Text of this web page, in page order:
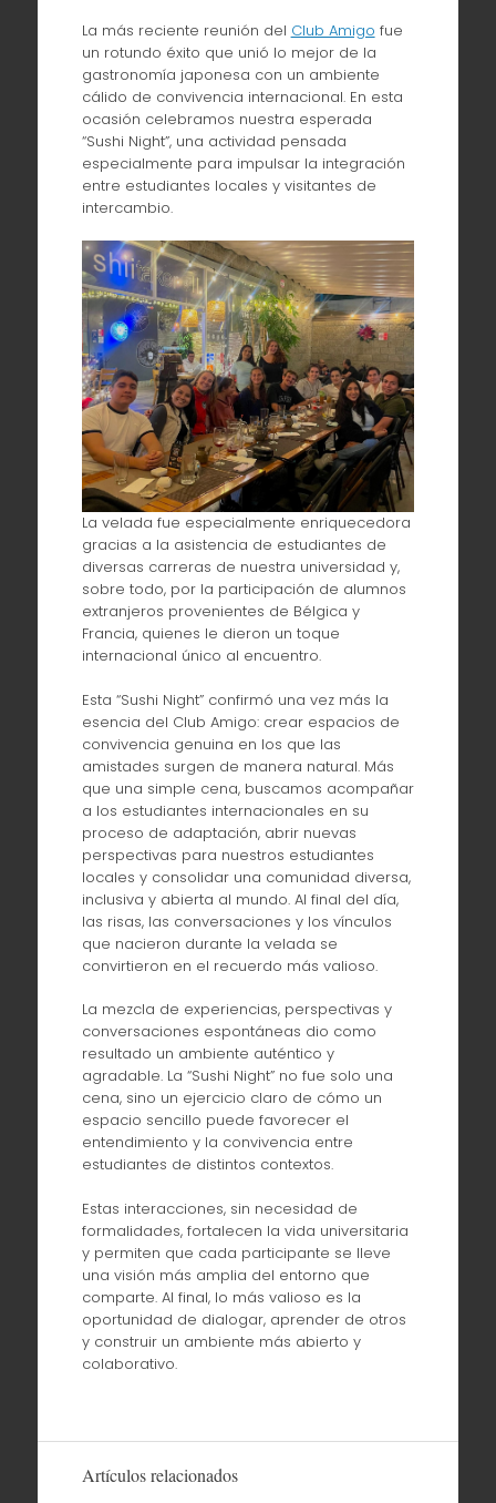
La más reciente reunión del Club Amigo fue
un rotundo éxito que unió lo mejor de la
gastronomía japonesa con un ambiente
cálido de convivencia internacional. En esta
ocasión celebramos nuestra esperada
“Sushi Night”, una actividad pensada
especialmente para impulsar la integración
entre estudiantes locales y visitantes de
intercambio.
La velada fue especialmente enriquecedora
gracias a la asistencia de estudiantes de
diversas carreras de nuestra universidad y,
sobre todo, por la participación de alumnos
extranjeros provenientes de Bélgica y
Francia, quienes le dieron un toque
internacional único al encuentro.
Esta “Sushi Night” confirmó una vez más la
esencia del Club Amigo: crear espacios de
convivencia genuina en los que las
amistades surgen de manera natural. Más
que una simple cena, buscamos acompañar
a los estudiantes internacionales en su
proceso de adaptación, abrir nuevas
perspectivas para nuestros estudiantes
locales y consolidar una comunidad diversa,
inclusiva y abierta al mundo. Al final del día,
las risas, las conversaciones y los vínculos
que nacieron durante la velada se
convirtieron en el recuerdo más valioso.
La mezcla de experiencias, perspectivas y
conversaciones espontáneas dio como
resultado un ambiente auténtico y
agradable. La “Sushi Night” no fue solo una
cena, sino un ejercicio claro de cómo un
espacio sencillo puede favorecer el
entendimiento y la convivencia entre
estudiantes de distintos contextos.
Estas interacciones, sin necesidad de
formalidades, fortalecen la vida universitaria
y permiten que cada participante se lleve
una visión más amplia del entorno que
comparte. Al final, lo más valioso es la
oportunidad de dialogar, aprender de otros
y construir un ambiente más abierto y
colaborativo.
Artículos relacionados